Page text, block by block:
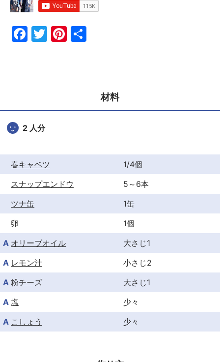
F
o
o
T
Pi
材料
2 人分
春キャベツ
1/4個
スナップエンドウ
5～6本
ツナ缶
1缶
卵
1個
A オリーブオイル
大さじ1
A レモン汁
小さじ2
A 粉チーズ
大さじ1
A 塩
少々
A こしょう 少々